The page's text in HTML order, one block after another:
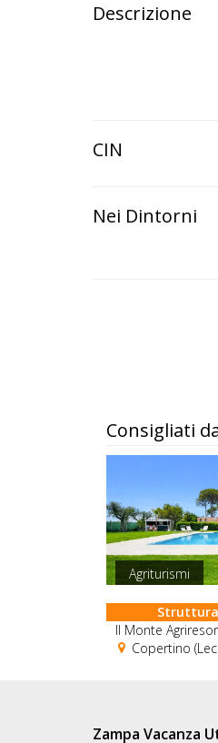
Descrizione
CIN
Nei Dintorni
Consigliati
Agriturismi
Struttura
Il Monte
Copertino
Zampa Vacanza